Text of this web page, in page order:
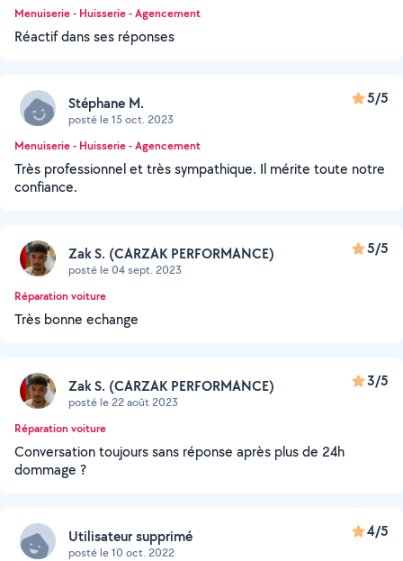
Menuiserie - Huisserie - Agencement
Réactif dans ses réponses
Stéphane M.
posté le 15 oct. 2023
5/5
Menuiserie - Huisserie - Agencement
Très professionnel et très sympathique. Il mérite toute notre
confiance.
Zak S. (CARZAK PERFORMANCE)
posté le 04 sept. 2023
5/5
Réparation voiture
Très bonne echange
Zak S. (CARZAK PERFORMANCE)
posté le 22 août 2023
3/5
Réparation voiture
Conversation toujours sans réponse après plus de 24h
dommage ?
Utilisateur supprimé
posté le 10 oct. 2022
4/5